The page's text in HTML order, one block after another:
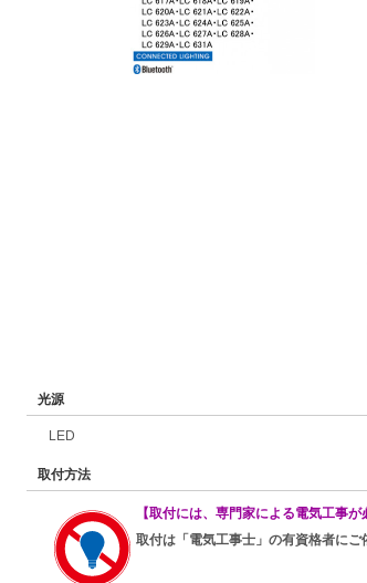
光源
LED
取付方法
【取付には、専門家による電気工事が
取付は「電気工事士」の有資格者にご